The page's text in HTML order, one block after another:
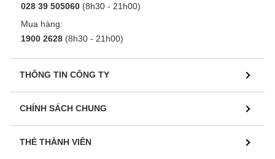
028 39 505060 (8h30 - 21h00)
Mua hàng:
1900 2628 (8h30 - 21h00)
THÔNG TIN CÔNG TY
CHÍNH SÁCH CHUNG
THẺ THÀNH VIÊN